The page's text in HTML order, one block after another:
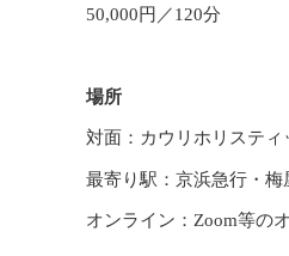
50,000円／120分
場所
対面：カウリホリステ
最寄り駅：京浜急行・
オンライン：Zoom等の